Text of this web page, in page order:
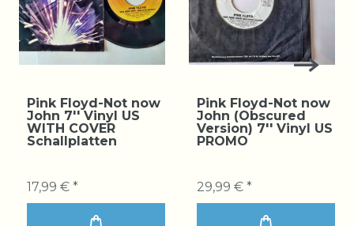
Pink Floyd-Not now
John 7'' Vinyl US
WITH COVER
Schallplatten
17,99 € *
Pink Floyd-Not now
John (Obscured
Version) 7'' Vinyl US
PROMO
29,99 € *